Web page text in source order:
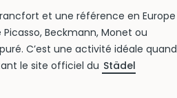
et une référence en Europe
Beckmann, Monet ou
C’est une activité idéale quand
le site officiel du Städel